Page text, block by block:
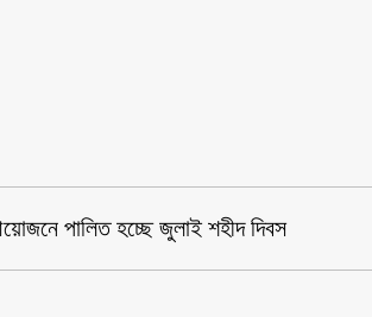
পালিত হচ্ছে জুলাই শহীদ দিবস